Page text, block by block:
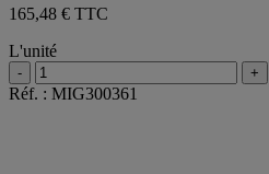
165,48 € TTC
L'unité
- +
Réf. : MIG300361